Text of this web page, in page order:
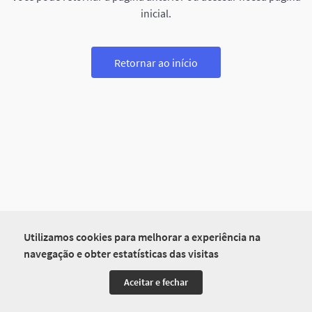
Utilizamos cookies para melhorar a experiência na
navegação e obter estatísticas das visitas
Aceitar e fechar
inicial.
Retornar ao início